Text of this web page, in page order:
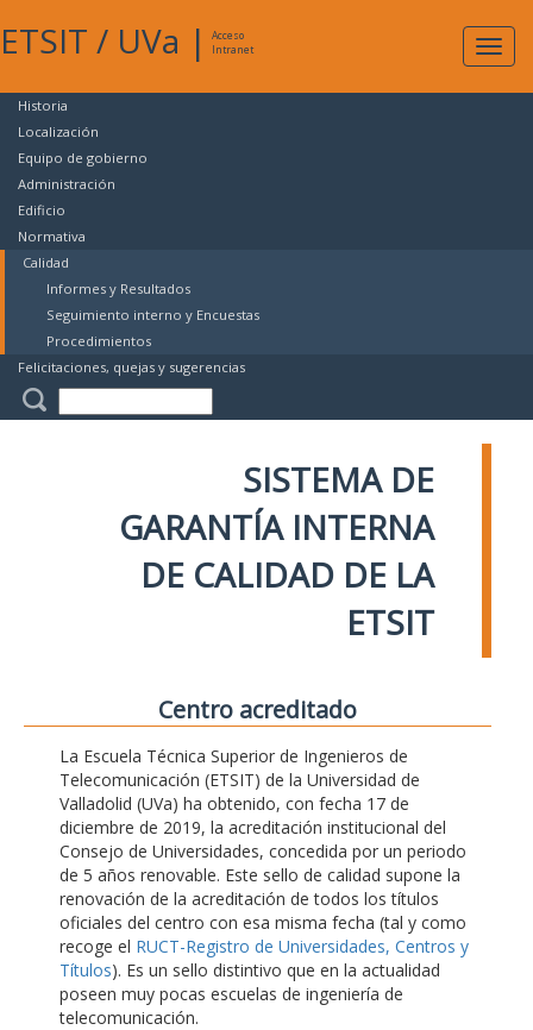
ETSIT / UVa |
Acceso
Intranet
Historia
Localización
Equipo de gobierno
Administración
Edificio
Normativa
Calidad
Informes y Resultados
Seguimiento interno y Encuestas
Procedimientos
Felicitaciones, quejas y sugerencias
SISTEMA DE
GARANTÍA INTERNA
DE CALIDAD DE LA
ETSIT
Centro acreditado
La Escuela Técnica Superior de Ingenieros de
Telecomunicación (ETSIT) de la Universidad de
Valladolid (UVa) ha obtenido, con fecha 17 de
diciembre de 2019, la acreditación institucional del
Consejo de Universidades, concedida por un periodo
de 5 años renovable. Este sello de calidad supone la
renovación de la acreditación de todos los títulos
oficiales del centro con esa misma fecha (tal y como
recoge el RUCT-Registro de Universidades, Centros y
Títulos). Es un sello distintivo que en la actualidad
poseen muy pocas escuelas de ingeniería de
telecomunicación.